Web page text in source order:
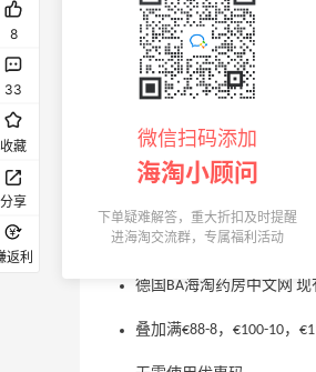
德国BA海淘药房中文网 现
叠加满€88-8，€100-10，
8
33
收藏
分享
返利
微信扫码添加
海淘小顾问
下单疑难解答，重大折扣及时提醒
进海淘交流群，专属福利活动